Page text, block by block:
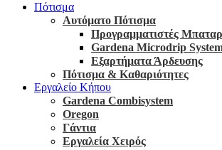
Πότισμα
Αυτόματο Πότισμα
Προγραμματιστές
Gardena Microdrip
Εξαρτήματα Άρδευσης
Πότισμα & Καθαριότητες
Εργαλείο Κήπου
Gardena Combisystem
Oregon
Γάντια
Εργαλεία Χειρός